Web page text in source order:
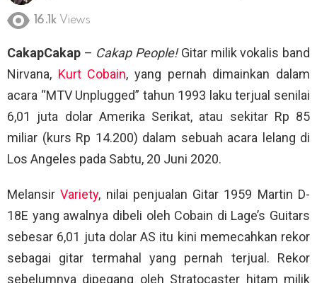
16.1k Views
CakapCakap – Cakap People!Gitar milik vokalis band
Nirvana, Kurt Cobain, yang pernah dimainkan dalam
acara “MTV Unplugged” tahun 1993 laku terjual senilai
6,01 juta dolar Amerika Serikat, atau sekitar Rp 85
miliar (kurs Rp 14.200) dalam sebuah acara lelang di
Los Angeles pada Sabtu, 20 Juni 2020.
MelansirVariety, nilai penjualan Gitar 1959 Martin D-
18E yang awalnya dibeli oleh Cobain di Lage’s Guitars
sebesar 6,01 juta dolar AS itu kini memecahkan rekor
sebagai gitar termahal yang pernah terjual. Rekor
sebelumnya dipegang oleh Stratocaster hitam milik